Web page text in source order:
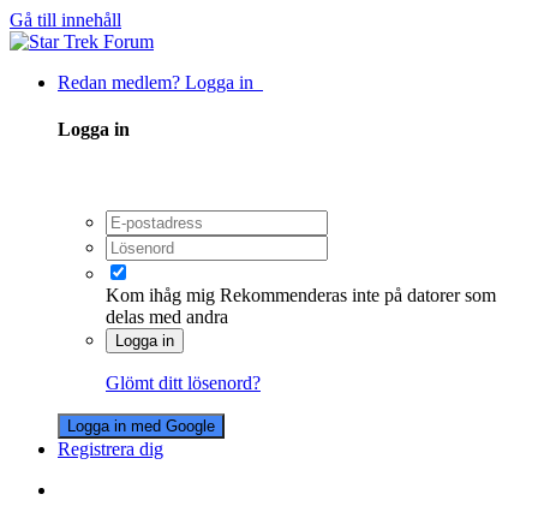
Gå till innehåll
Redan medlem? Logga in
Logga in
Kom ihåg mig Rekommenderas inte på datorer som
delas med andra
Logga in
Glömt ditt lösenord?
Logga in med Google
Registrera dig